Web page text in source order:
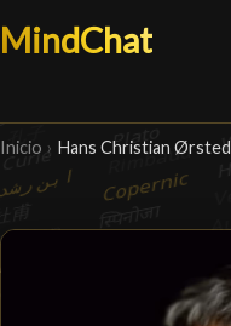
MindChat
Inicio › Hans Christian Ørsted